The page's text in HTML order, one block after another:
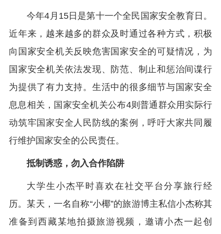
今年4月15日是第十一个全民国家安全教育日。
近年来，越来越多的群众及时通过各种方式，积极
向国家安全机关反映危害国家安全的可疑情况，为
国家安全机关依法发现、防范、制止和惩治间谍行
为提供了有力支持。生活中的很多细节与国家安全
息息相关，国家安全机关公布4则普通群众用实际行
动筑牢国家安全人民防线的案例，呼吁大家共同履
行维护国家安全的公民责任。
抵制诱惑，勿入合作陷阱
大学生小杰平时喜欢在社交平台分享旅行经
历。某天，一名自称“小椰”的旅游博主私信小杰称其
准备到西藏某地拍摄旅游视频，邀请小杰一起创